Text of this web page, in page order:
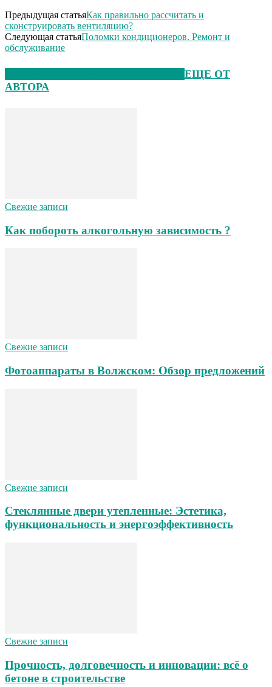
Предыдущая статьяКак правильно рассчитать и
сконструировать вентиляцию?
Следующая статьяПоломки кондиционеров. Ремонт и
обслуживание
ЕЩЕ ОТ
АВТОРА
Свежие записи
Как побороть алкогольную зависимость ?
Свежие записи
Фотоаппараты в Волжском: Обзор предложений
Свежие записи
Стеклянные двери утепленные: Эстетика,
функциональность и энергоэффективность
Свежие записи
Прочность, долговечность и инновации: всё о
бетоне в строительстве